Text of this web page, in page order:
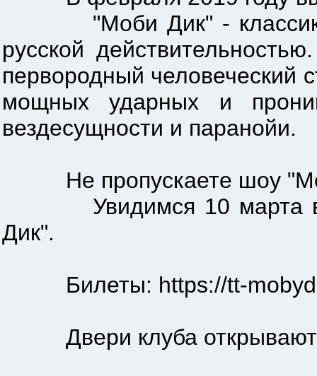
"Моби Дик" - классика
русской
первородный человеческий
мощных ударных и
вездесущности и паранойи.
Не пропускаете шоу
Увидимся 10 марта в
Дик".
Билеты: https://tt-
Двери клуба